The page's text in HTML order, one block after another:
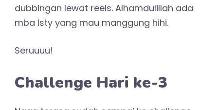
dubbingan lewat reels. Alhamdulillah ada
mba Isty yang mau manggung hihi.
Seruuuu!
Challenge Hari ke-3